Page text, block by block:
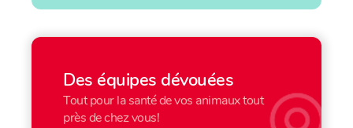
Des équipes dévouées
Tout pour la santé de vos animaux tout
près de chez vous!